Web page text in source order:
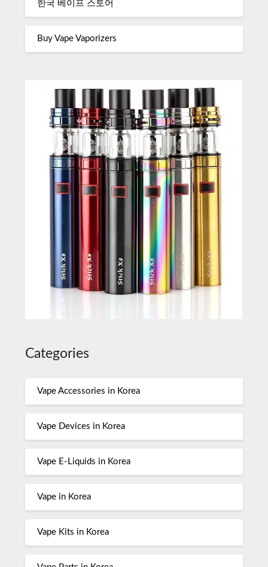
한국 베이프 스토어
Buy Vape Vaporizers
Categories
Vape Accessories in Korea
Vape Devices in Korea
Vape E-Liquids in Korea
Vape in Korea
Vape Kits in Korea